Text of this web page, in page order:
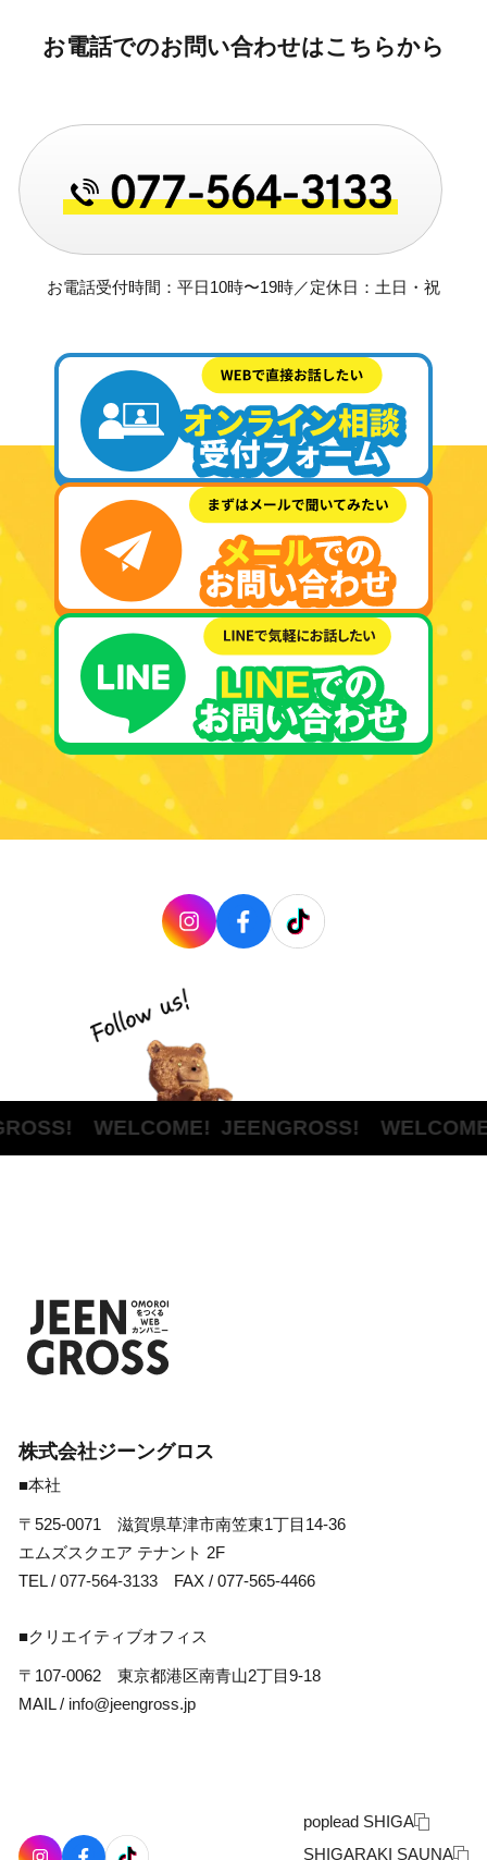
お電話でのお問い合わせはこちらから
お電話受付時間：平日10時〜19時／定休日：土日・祝
WELCOME!JEENGROSS! WELCOME!
poplead SHIGA
SHIGARAKI SAUNA
株式会社ジーングロス
■本社
〒525-0071 滋賀県草津市南笠東1丁目14-36
エムズスクエア テナント 2F
TEL / 077-564-3133 FAX / 077-565-4466
■クリエイティブオフィス
〒107-0062 東京都港区南青山2丁目9-18
MAIL / info@jeengross.jp